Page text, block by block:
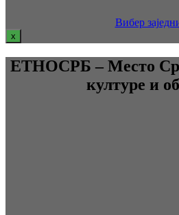
Вибер
x
ЕТНОСРБ – Место
културе и